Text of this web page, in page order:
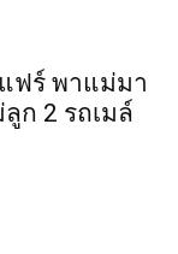
ฟร์ พาแม่มา
ก 2 รถเมล์